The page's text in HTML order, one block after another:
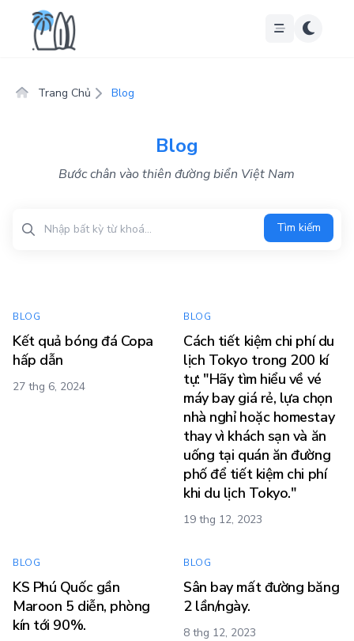
Trang Chủ Blog
Blog
Bước chân vào thiên đường biển Việt Nam
Tìm kiếm
BLOG
Kết quả bóng đá Copa
hấp dẫn
27 thg 6, 2024
BLOG
Cách tiết kiệm chi phí du
lịch Tokyo trong 200 kí
tự: "Hãy tìm hiểu về vé
máy bay giá rẻ, lựa chọn
nhà nghỉ hoặc homestay
thay vì khách sạn và ăn
uống tại quán ăn đường
phố để tiết kiệm chi phí
khi du lịch Tokyo."
19 thg 12, 2023
BLOG
KS Phú Quốc gần
Maroon 5 diễn, phòng
kín tới 90%.
BLOG
Sân bay mất đường băng
2 lần/ngày.
8 thg 12, 2023